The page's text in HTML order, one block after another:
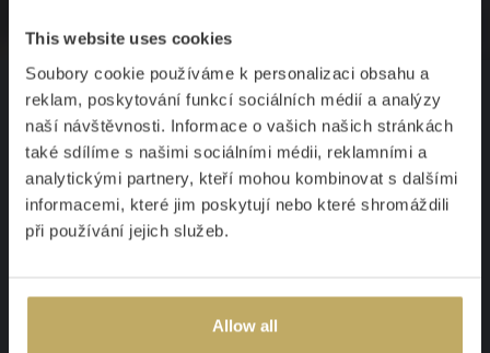
This website uses cookies
Soubory cookie používáme k personalizaci obsahu a
reklam, poskytování funkcí sociálních médií a analýzy
naší návštěvnosti. Informace o vašich našich stránkách
také sdílíme s našimi sociálními médii, reklamními a
analytickými partnery, kteří mohou kombinovat s dalšími
informacemi, které jim poskytují nebo které shromáždili
při používání jejich služeb.
Allow all
Neokázalá elegance
KRÁSA JE V JEDNODUCHOSTI
Skvělé jídlo. Rodina pohromadě. Krásně prostřená
tabule. Moment, kterému nechybí vůbec nic. Vytvořte